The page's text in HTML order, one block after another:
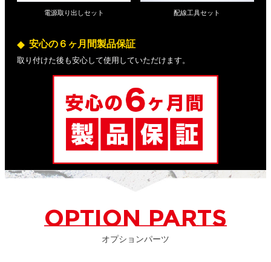
電源取り出しセット 配線工具セット
安心の６ヶ月間製品保証
取り付けた後も安心して使用していただけます。
OPTION PARTS
オプションパーツ